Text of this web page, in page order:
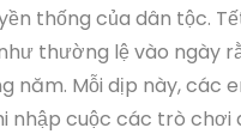
thống của dân tộc.
thường lệ vào ngày
năm. Mỗi dịp này, các
nhập cuộc các trò chơi